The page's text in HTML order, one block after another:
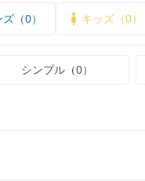
ズ（0） キッズ（0）
シンプル（0）